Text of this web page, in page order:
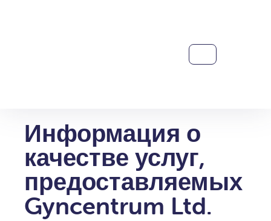
Информация о
качестве услуг,
предоставляемых
Gyncentrum Ltd.